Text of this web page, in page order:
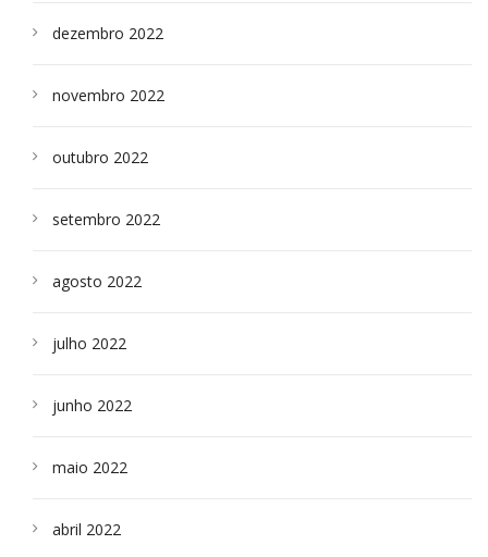
dezembro 2022
novembro 2022
outubro 2022
setembro 2022
agosto 2022
julho 2022
junho 2022
maio 2022
abril 2022